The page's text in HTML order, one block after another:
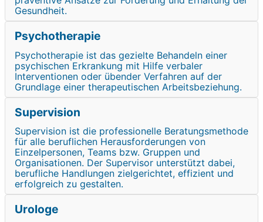
Gesundheit.
Psychotherapie
Psychotherapie ist das gezielte Behandeln einer
psychischen Erkrankung mit Hilfe verbaler
Interventionen oder übender Verfahren auf der
Grundlage einer therapeutischen Arbeitsbeziehung.
Supervision
Supervision ist die professionelle Beratungsmethode
für alle beruflichen Herausforderungen von
Einzelpersonen, Teams bzw. Gruppen und
Organisationen. Der Supervisor unterstützt dabei,
berufliche Handlungen zielgerichtet, effizient und
erfolgreich zu gestalten.
Urologe